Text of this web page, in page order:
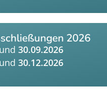
2026
und 30.09.2026
und 30.12.2026